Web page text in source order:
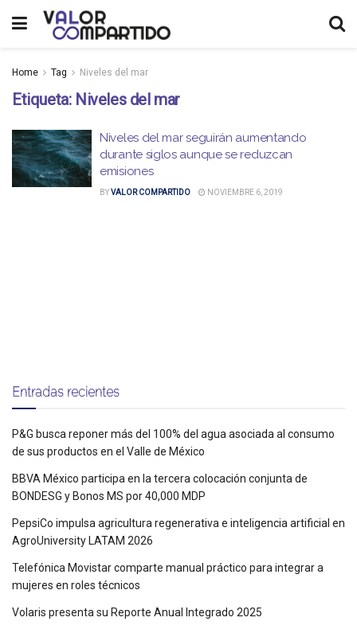
Home Tag Niveles del mar
Etiqueta: Niveles del mar
Niveles del mar seguirán aumentando
durante siglos aunque se reduzcan
emisiones
BYVALOR COMPARTIDO NOVIEMBRE 6, 2019
Entradas recientes
P&G busca reponer más del 100% del agua asociada al consumo
de sus productos en el Valle de México
BBVA México participa en la tercera colocación conjunta de
BONDESG y Bonos MS por 40,000 MDP
PepsiCo impulsa agricultura regenerativa e inteligencia artificial en
AgroUniversity LATAM 2026
Telefónica Movistar comparte manual práctico para integrar a
mujeres en roles técnicos
Volaris presenta su Reporte Anual Integrado 2025